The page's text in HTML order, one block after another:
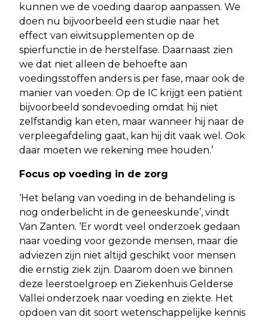
kunnen we de voeding daarop aanpassen. We
doen nu bijvoorbeeld een studie naar het
effect van eiwitsupplementen op de
spierfunctie in de herstelfase. Daarnaast zien
we dat niet alleen de behoefte aan
voedingsstoffen anders is per fase, maar ook de
manier van voeden. Op de IC krijgt een patiënt
bijvoorbeeld sondevoeding omdat hij niet
zelfstandig kan eten, maar wanneer hij naar de
verpleegafdeling gaat, kan hij dit vaak wel. Ook
daar moeten we rekening mee houden.’
Focus op voeding in de zorg
‘Het belang van voeding in de behandeling is
nog onderbelicht in de geneeskunde’, vindt
Van Zanten. ‘Er wordt veel onderzoek gedaan
naar voeding voor gezonde mensen, maar die
adviezen zijn niet altijd geschikt voor mensen
die ernstig ziek zijn. Daarom doen we binnen
deze leerstoelgroep en Ziekenhuis Gelderse
Vallei onderzoek naar voeding en ziekte. Het
opdoen van dit soort wetenschappelijke kennis